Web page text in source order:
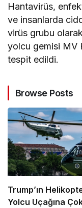
Hantavirüs,
ve insanlarda
virüs grubu
yolcu gemisi MV
tespit edildi.
Browse Posts
Trump’ın
Yolcu Uçağına